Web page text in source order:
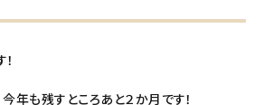
年も残すところあと２か月です！